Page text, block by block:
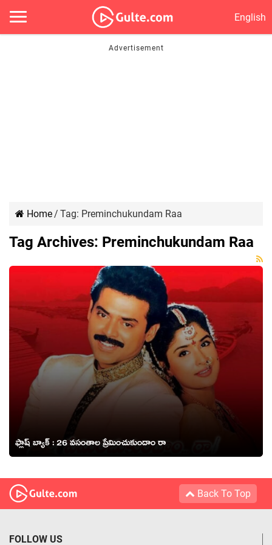
English
Home/ Tag: Preminchukundam Raa
Tag Archives: Preminchukundam Raa
ఫ్లాష్ బ్యాక్ : 26 వసంతాల ప్రేమించుకుందాం రా
Back To Top
FOLLOW US